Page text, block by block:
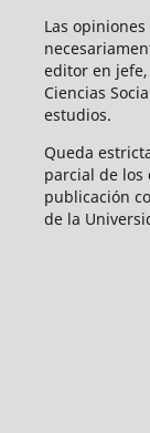
Las
editor en
Ciencias
estudios.
Queda
parcial de los
publicación
de la